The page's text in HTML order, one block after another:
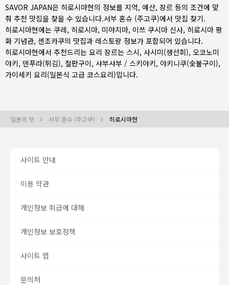
SAVOR JAPAN은 히로시마현의 정보를 지역, 예산, 장르 등의 조건에 맞
춰 추천 맛집을 찾을 수 있습니다.서부 혼슈 (주고쿠)에서 맛집 찾기.
히로시마현에는 쿠레, 히로시마, 미야지마, 이쓰 쿠시마 신사, 히로시마 평
화 기념관, 센조카쿠의 맛집과 레스토랑 정보가 포함되어 있습니다.
히로시마현에서 추천드리는 요리 장르는 스시, 사시미(생선회), 오코노미
야키, 덴푸라(튀김), 철판구이, 샤부샤부 / 스키야키, 야키니쿠(숯불구이),
가이세키 요리(일본식 고급 코스요리)입니다.
일본의 맛 서부 혼슈 (주고쿠) 히로시마현
사이트 안내
이용 약관
개인정보 취급에 대해
개인정보 보호정책
사이트 맵
문의처